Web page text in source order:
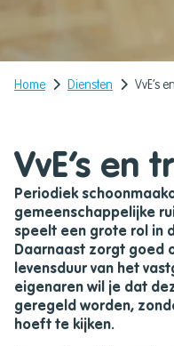
Home Diensten VvE’s
VvE’s en
Periodiek
gemeenschappelijke
speelt een grote rol in
Daarnaast zorgt goed
levensduur van het
eigenaren wil je dat
geregeld worden,
hoeft te kijken.